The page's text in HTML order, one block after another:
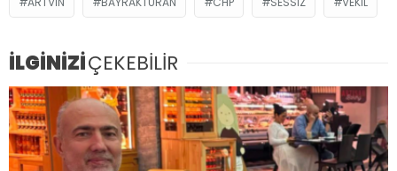
İLGİNİZİÇEKEBİLİR